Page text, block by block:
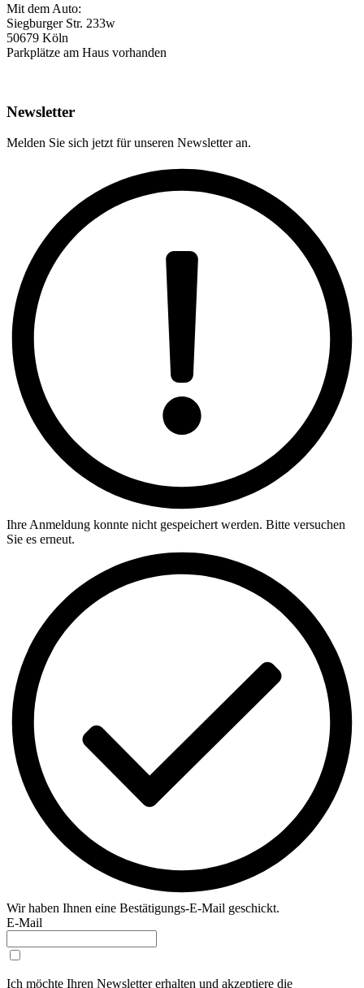
Mit dem Auto:
Siegburger Str. 233w
50679 Köln
Parkplätze am Haus vorhanden
Newsletter
Melden Sie sich jetzt für unseren Newsletter an.
Ihre Anmeldung konnte nicht gespeichert werden. Bitte versuchen
Sie es erneut.
Wir haben Ihnen eine Bestätigungs-E-Mail geschickt.
E-Mail
Ich möchte Ihren Newsletter erhalten und akzeptiere die